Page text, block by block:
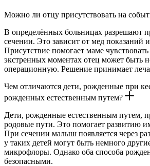
Можно ли отцу присутствовать на
В определённых больницах разрешают
сечении. Это зависит от мед показаний
Присутствие помогает маме
экстренных моментах отец может быть
операционную. Решение принимает
Чем отличаются дети, рожденные при
рожденных естественным путем?
Дети, рожденные естественным путем,
родовые пути. Это помогает развитию
При сечении малыш появляется через
у таких детей могут быть немного
микрофлоры. Однако оба способа
безопасными.